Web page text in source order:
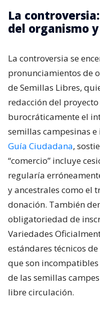
La
del organismo
La controversia se
pronunciamientos de
de Semillas Libres,
redacción del
burocráticamente el
semillas campesinas
Guía Ciudadana,
“comercio” incluye
regularía
y ancestrales como el
donación. También
obligatoriedad de
Variedades
estándares técnicos
que son
de las semillas
libre circulación.